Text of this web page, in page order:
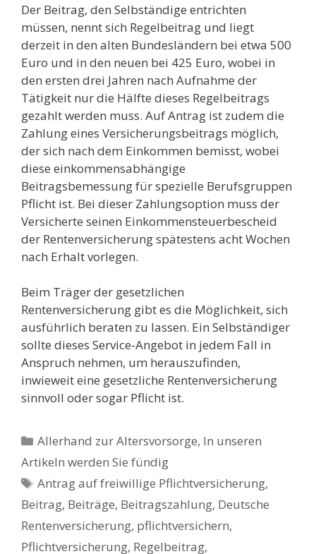
Der Beitrag, den Selbständige entrichten
müssen, nennt sich Regelbeitrag und liegt
derzeit in den alten Bundesländern bei etwa 500
Euro und in den neuen bei 425 Euro, wobei in
den ersten drei Jahren nach Aufnahme der
Tätigkeit nur die Hälfte dieses Regelbeitrags
gezahlt werden muss. Auf Antrag ist zudem die
Zahlung eines Versicherungsbeitrags möglich,
der sich nach dem Einkommen bemisst, wobei
diese einkommensabhängige
Beitragsbemessung für spezielle Berufsgruppen
Pflicht ist. Bei dieser Zahlungsoption muss der
Versicherte seinen Einkommensteuerbescheid
der Rentenversicherung spätestens acht Wochen
nach Erhalt vorlegen.
Beim Träger der gesetzlichen
Rentenversicherung gibt es die Möglichkeit, sich
ausführlich beraten zu lassen. Ein Selbständiger
sollte dieses Service-Angebot in jedem Fall in
Anspruch nehmen, um herauszufinden,
inwieweit eine gesetzliche Rentenversicherung
sinnvoll oder sogar Pflicht ist.
Kategorien
Allerhand zur Altersvorsorge, In unseren
Artikeln werden Sie fündig
Schlagwörter
Antrag auf freiwillige Pflichtversicherung,
Beitrag, Beiträge, Beitragszahlung, Deutsche
Rentenversicherung, pflichtversichern,
Pflichtversicherung, Regelbeitrag,